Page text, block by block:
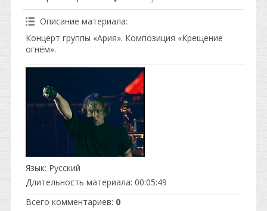
Описание материала:
Концерт группы «Ария». Композиция «Крещение
огнём».
Язык: Русский
Длительность материала: 00:05:49
Всего комментариев: 0